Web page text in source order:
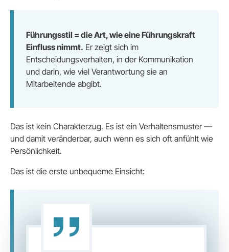
Führungsstil = die Art, wie eine Führungskraft
Einfluss nimmt. Er zeigt sich im
Entscheidungsverhalten, in der Kommunikation
und darin, wie viel Verantwortung sie an
Mitarbeitende abgibt.
Das ist kein Charakterzug. Es ist ein Verhaltensmuster —
und damit veränderbar, auch wenn es sich oft anfühlt wie
Persönlichkeit.
Das ist die erste unbequeme Einsicht: